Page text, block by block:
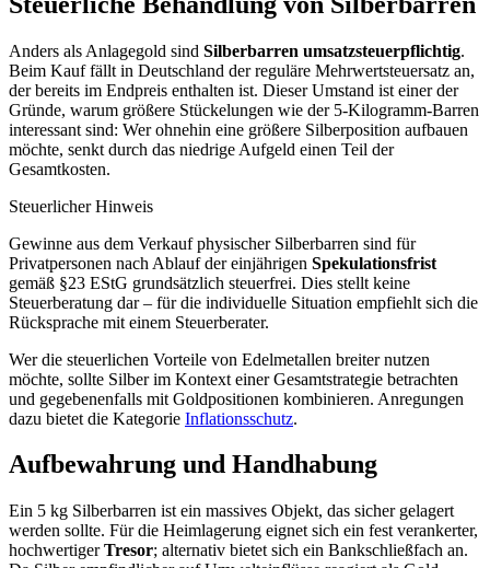
Anders als Anlagegold sind Silberbarren umsatzsteuerpflichtig.
Beim Kauf fällt in Deutschland der reguläre Mehrwertsteuersatz an,
der bereits im Endpreis enthalten ist. Dieser Umstand ist einer der
Gründe, warum größere Stückelungen wie der 5-Kilogramm-Barren
interessant sind: Wer ohnehin eine größere Silberposition aufbauen
möchte, senkt durch das niedrige Aufgeld einen Teil der
Gesamtkosten.
Steuerlicher Hinweis
Gewinne aus dem Verkauf physischer Silberbarren sind für
Privatpersonen nach Ablauf der einjährigen Spekulationsfrist
gemäß §23 EStG grundsätzlich steuerfrei. Dies stellt keine
Steuerberatung dar – für die individuelle Situation empfiehlt sich die
Rücksprache mit einem Steuerberater.
Wer die steuerlichen Vorteile von Edelmetallen breiter nutzen
möchte, sollte Silber im Kontext einer Gesamtstrategie betrachten
und gegebenenfalls mit Goldpositionen kombinieren. Anregungen
dazu bietet die Kategorie Inflationsschutz.
Aufbewahrung und Handhabung
Ein 5 kg Silberbarren ist ein massives Objekt, das sicher gelagert
werden sollte. Für die Heimlagerung eignet sich ein fest verankerter,
hochwertigerTresor; alternativ bietet sich ein Bankschließfach an.